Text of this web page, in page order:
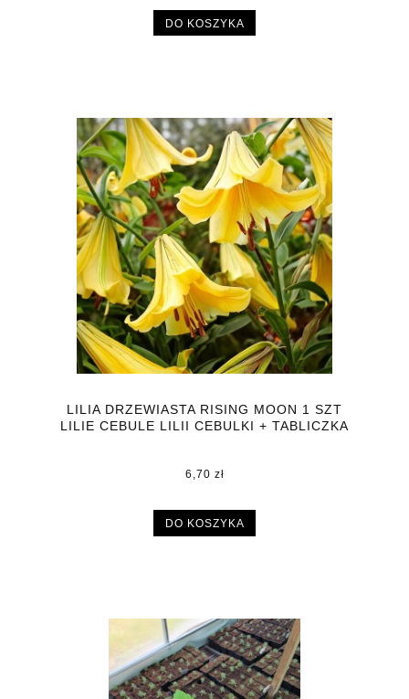
DO KOSZYKA
LILIA DRZEWIASTA RISING MOON 1 SZT
LILIE CEBULE LILII CEBULKI + TABLICZKA
6,70 zł
DO KOSZYKA